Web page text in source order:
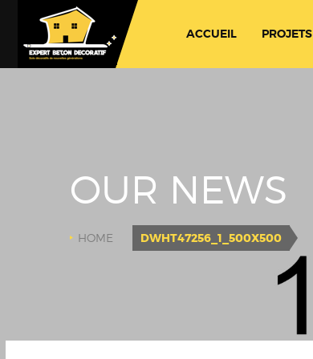
ACCUEIL PROJETS
OUR NEWS
HOME DWHT47256_1_500X500